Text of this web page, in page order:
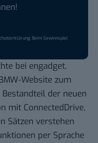
. Beim Gewinnspiel
bei engadget,
Website zum
der neuen
mit ConnectedDrive,
Sätzen verstehen
per Sprache